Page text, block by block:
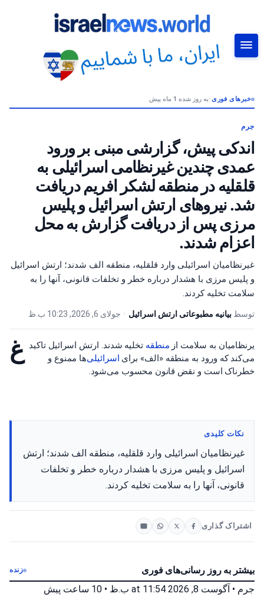
خبرهای فوری•به روز شده 1 ماه پیش
جرم
اندکی پیش، گزارشی مبنی بر ورود
عمدی چندین غیرنظامی اسرائیلی به
قلقلیه در منطقه لشکر افریم دریافت
شد. نیروهای ارتش اسرائیل و پلیس
مرزی پس از دریافت گزارش به محل
اعزام شدند.
غیرنظامیان اسرائیلی وارد قلقلیه، منطقه الف شدند؛ ارتش اسرائیل
و پلیس مرزی با هشدار درباره خطر و تخلفات قانونی، آنها را به
سلامت تخلیه کردند.
توسط بیانیه مطبوعاتی ارتش اسرائیل • جولای 6, 2026, 10:23 ب.ظ
غ یرنظامیان به سلامت از منطقه تخلیه شدند. ارتش اسرائیل تاکید
می‌کند که ورود به منطقه «الف» برای اسرائیلی‌ها ممنوع و
خطرناک است و نقض قانون محسوب می‌شود.
نکات کلیدی
غیرنظامیان اسرائیلی وارد قلقلیه، منطقه الف شدند؛ ارتش
اسرائیل و پلیس مرزی با هشدار درباره خطر و تخلفات
قانونی، آنها را به سلامت تخلیه کردند.
اشتراک گذاری
بیشتر به روز رسانی‌های فوری زنده
جرم • آگوست 8, 2026 at 11:54 ب.ظ • 10 ساعت پیش